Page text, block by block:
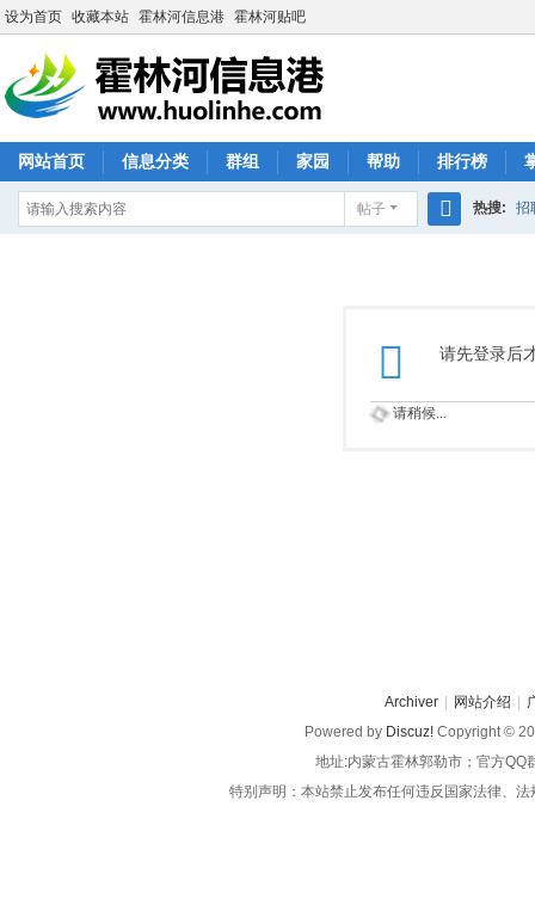
设为首页 收藏本站 霍林河信息港 霍林河贴吧
网站首页 信息分类 群组 家园 帮助 排行榜
帖子 热搜: 招
请先登录后
请稍候...
Archiver 网站介绍
Powered by Discuz! Copyright ©
地址:内蒙古霍林郭勒市；官方QQ
特别声明：本站禁止发布任何违反国家法律、